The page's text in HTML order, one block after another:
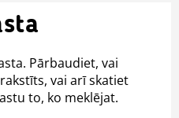
Pārbaudiet, vai
vai arī skatiet
to, ko meklējat.